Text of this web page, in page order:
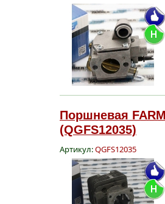
Поршневая
(QGFS12035)
Артикул:QGFS12035